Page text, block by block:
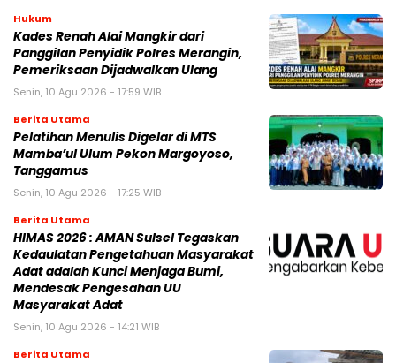
Hukum
Kades Renah Alai Mangkir dari
Panggilan Penyidik Polres Merangin,
Pemeriksaan Dijadwalkan Ulang
Senin, 10 Agu 2026 - 17:59 WIB
Berita Utama
Pelatihan Menulis Digelar di MTS
Mamba’ul Ulum Pekon Margoyoso,
Tanggamus
Senin, 10 Agu 2026 - 17:25 WIB
Berita Utama
HIMAS 2026 : AMAN Sulsel Tegaskan
Kedaulatan Pengetahuan Masyarakat
Adat adalah Kunci Menjaga Bumi,
Mendesak Pengesahan UU
Masyarakat Adat
Senin, 10 Agu 2026 - 14:21 WIB
Berita Utama